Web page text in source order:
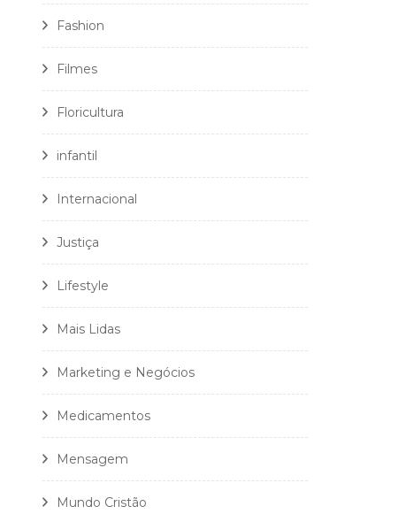
Fashion
Filmes
Floricultura
infantil
Internacional
Justiça
Lifestyle
Mais Lidas
Marketing e Negócios
Medicamentos
Mensagem
Mundo Cristão